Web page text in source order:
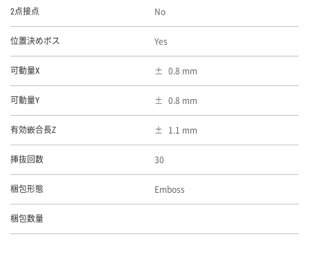
2点接点 No
位置決めボス Yes
可動量X 0.8 mm
可動量Y 0.8 mm
有効嵌合長Z 1.1 mm
挿抜回数 30
梱包形態 Emboss
梱包数量